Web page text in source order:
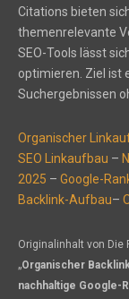
Citations bieten
themenrelevante
SEO-Tools lässt
optimieren. Ziel ist
Suchergebnissen
Organischer
SEO Linkaufbau –
2025 – Google-
Backlink-Aufbau–
Originalinhalt von Die
„Organischer
nachhaltige Google-